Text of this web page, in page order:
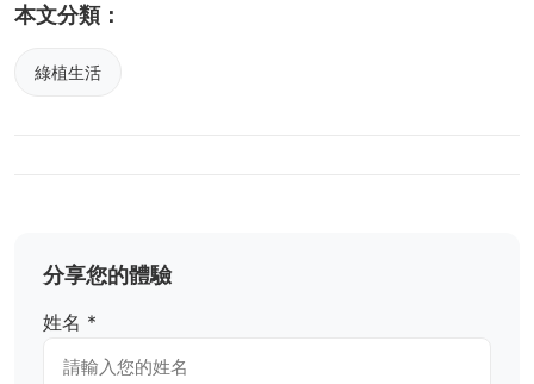
本文分類：
綠植生活
分享您的體驗
姓名 *